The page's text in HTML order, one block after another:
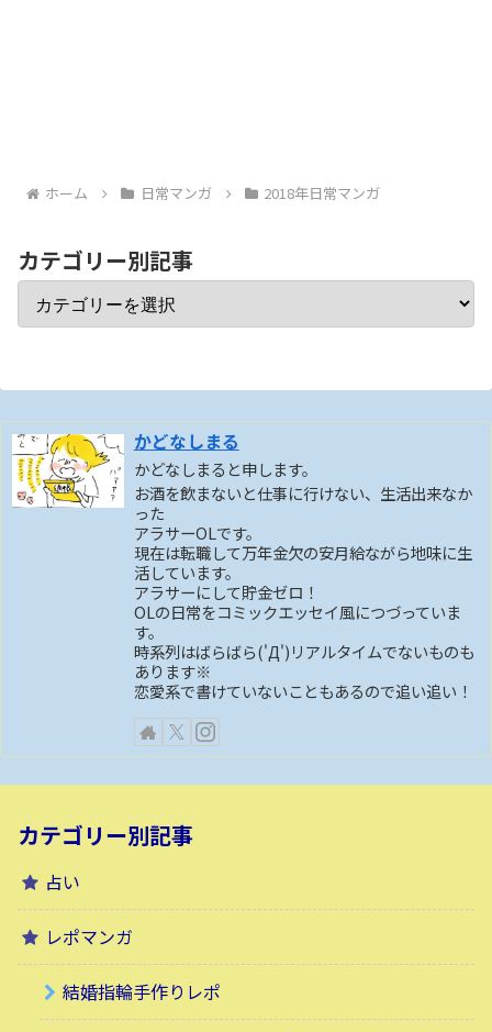
ホーム 日常マンガ 2018年日常マンガ
カテゴリー別記事
かどなしまる
かどなしまると申します。
お酒を飲まないと仕事に行けない、生活出来なか
った
アラサーOLです。
現在は転職して万年金欠の安月給ながら地味に生
活しています。
アラサーにして貯金ゼロ！
OLの日常をコミックエッセイ風につづっていま
す。
時系列はばらばら('Д')リアルタイムでないものも
あります※
恋愛系で書けていないこともあるので追い追い！
カテゴリー別記事
占い
レポマンガ
結婚指輪手作りレポ